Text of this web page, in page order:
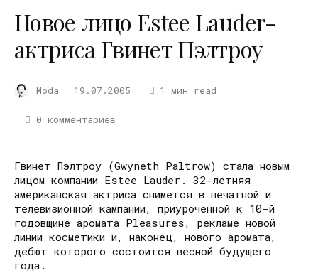
Новое лицо Estee Lauder-
актриса Гвинет Пэлтроу
Moda 19.07.2005 1 мин read
0 комментариев
Гвинет Пэлтроу (Gwyneth Paltrow) стала новым
лицом компании Estee Lauder. 32-летняя
американская актриса снимется в печатной и
телевизионной кампании, приуроченной к 10-й
годовщине аромата Pleasures, рекламе новой
линии косметики и, наконец, нового аромата,
дебют которого состоится весной будущего
года.